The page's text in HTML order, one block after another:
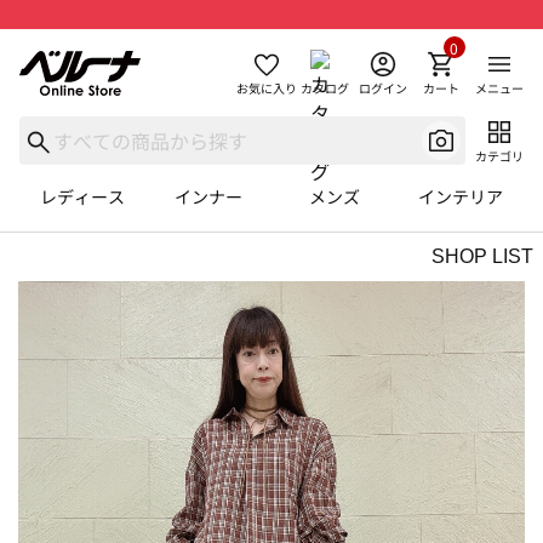
お気に入り カタログ ログイン カート
0
メニュー
カテゴリ
レディース インナー メンズ インテリア
SHOP LIST